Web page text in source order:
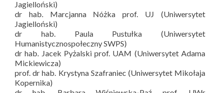
Jagielloński)
dr hab. Marcjanna Nóżka prof. UJ (Uniwersytet
Jagielloński)
dr hab. Paula Pustułka (Uniwersytet
Humanistycznospołeczny SWPS)
dr hab. Jacek Pyżalski prof. UAM (Uniwersytet Adama
Mickiewicza)
prof. dr hab. Krystyna Szafraniec (Uniwersytet Mikołaja
Kopernika)